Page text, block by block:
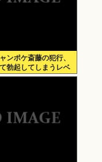
ンポケ斎藤の犯行、
勃起してしまうレベ